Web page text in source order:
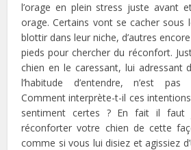
l’orage en plein stress juste avant
orage. Certains vont se cacher sous
blottir dans leur niche, d’autres
pieds pour chercher du réconfort.
chien en le caressant, lui adressant
l’habitude d’entendre, n’est
Comment interprète-t-il ces
sentiment certes ? En fait il faut
réconforter votre chien de cette
comme si vous lui disiez et agissiez